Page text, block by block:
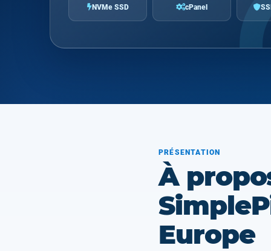
NVMe SSD cPanel
PRÉSENTATION
À
Europe